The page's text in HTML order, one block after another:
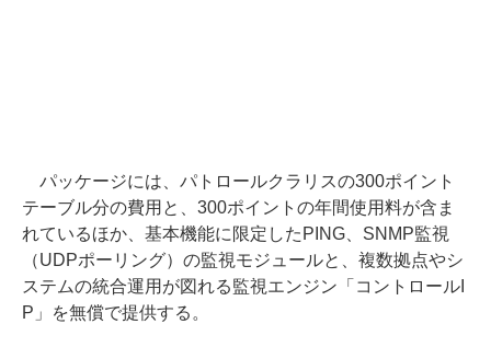
パッケージには、パトロールクラリスの300ポイント
テーブル分の費用と、300ポイントの年間使用料が含ま
れているほか、基本機能に限定したPING、SNMP監視
（UDPポーリング）の監視モジュールと、複数拠点やシ
ステムの統合運用が図れる監視エンジン「コントロールI
P」を無償で提供する。